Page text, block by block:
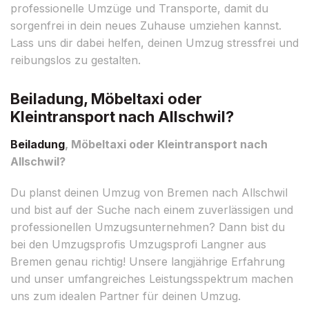
professionelle Umzüge und Transporte, damit du
sorgenfrei in dein neues Zuhause umziehen kannst.
Lass uns dir dabei helfen, deinen Umzug stressfrei und
reibungslos zu gestalten.
Beiladung, Möbeltaxi oder
Kleintransport nach Allschwil?
Beiladung, Möbeltaxi oder Kleintransport nach
Allschwil?
Du planst deinen Umzug von Bremen nach Allschwil
und bist auf der Suche nach einem zuverlässigen und
professionellen Umzugsunternehmen? Dann bist du
bei den Umzugsprofis Umzugsprofi Langner aus
Bremen genau richtig! Unsere langjährige Erfahrung
und unser umfangreiches Leistungsspektrum machen
uns zum idealen Partner für deinen Umzug.